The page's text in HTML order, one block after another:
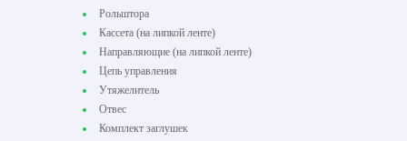
Рольштора
Кассета (на липкой ленте)
Направляющие (на липкой ленте)
Цепь управления
Утяжелитель
Отвес
Комплект заглушек